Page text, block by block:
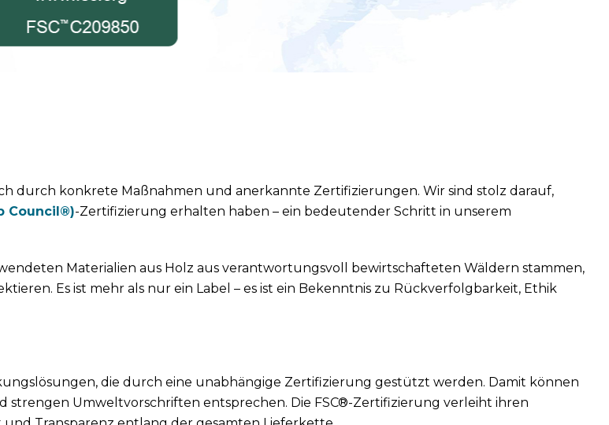
durch konkrete Maßnahmen und anerkannte Zertifizierungen. Wir sind stolz darauf,
Council®)-Zertifizierung erhalten haben – ein bedeutender Schritt in unserem
Materialien aus Holz aus verantwortungsvoll bewirtschafteten Wäldern stammen,
Es ist mehr als nur ein Label – es ist ein Bekenntnis zu Rückverfolgbarkeit, Ethik
die durch eine unabhängige Zertifizierung gestützt werden. Damit können
Umweltvorschriften entsprechen. Die FSC®-Zertifizierung verleiht ihren